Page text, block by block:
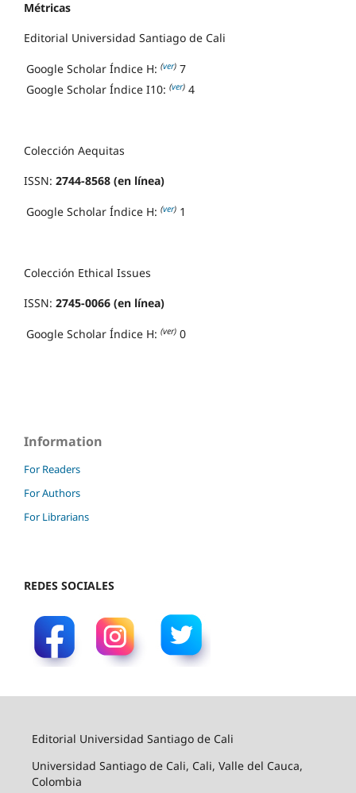
Métricas
Editorial Universidad Santiago de Cali
Google Scholar Índice H: (ver) 7
Google Scholar Índice I10: (ver) 4
Colección Aequitas
ISSN: 2744-8568 (en línea)
Google Scholar Índice H: (ver) 1
Colección Ethical Issues
ISSN: 2745-0066 (en línea)
Google Scholar Índice H: (ver) 0
Information
For Readers
For Authors
For Librarians
REDES SOCIALES
Editorial Universidad Santiago de Cali
Universidad Santiago de Cali, Cali, Valle del Cauca,
Colombia